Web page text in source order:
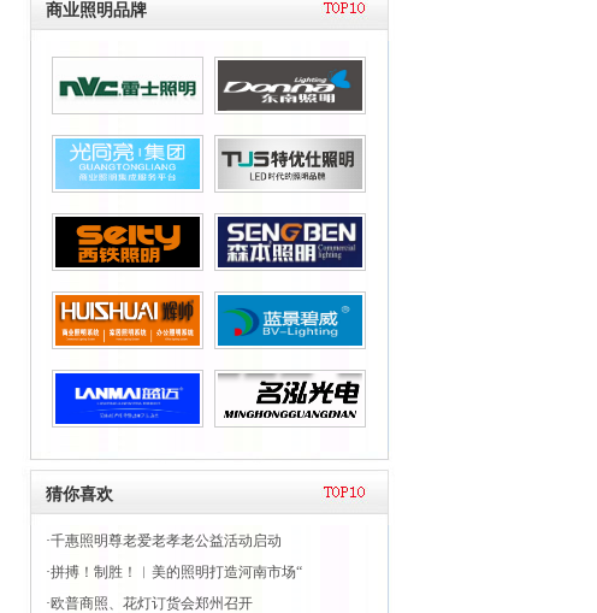
商业照明品牌
猜你喜欢
·千惠照明尊老爱老孝老公益活动启动
·拼搏！制胜！︱美的照明打造河南市场“
·欧普商照、花灯订货会郑州召开